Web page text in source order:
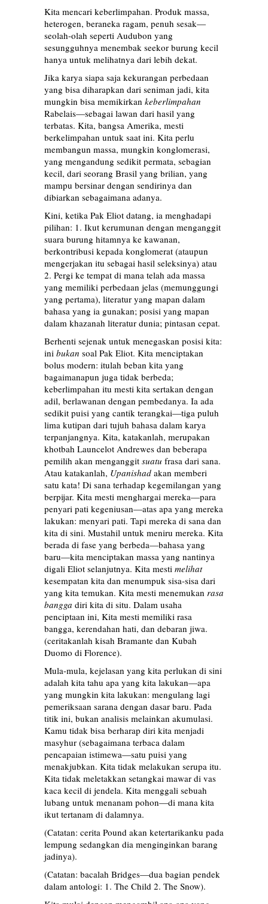
Kita mencari keberlimpahan. Produk massa,
heterogen, beraneka ragam, penuh sesak—
seolah-olah seperti Audubon yang
sesungguhnya menembak seekor burung kecil
hanya untuk melihatnya dari lebih dekat.
Jika karya siapa saja kekurangan perbedaan
yang bisa diharapkan dari seniman jadi, kita
mungkin bisa memikirkan keberlimpahan
Rabelais—sebagai lawan dari hasil yang
terbatas. Kita, bangsa Amerika, mesti
berkelimpahan untuk saat ini. Kita perlu
membangun massa, mungkin konglomerasi,
yang mengandung sedikit permata, sebagian
kecil, dari seorang Brasil yang brilian, yang
mampu bersinar dengan sendirinya dan
dibiarkan sebagaimana adanya.
Kini, ketika Pak Eliot datang, ia menghadapi
pilihan: 1. Ikut kerumunan dengan menganggit
suara burung hitamnya ke kawanan,
berkontribusi kepada konglomerat (ataupun
mengerjakan itu sebagai hasil seleksinya) atau
2. Pergi ke tempat di mana telah ada massa
yang memiliki perbedaan jelas (memunggungi
yang pertama), literatur yang mapan dalam
bahasa yang ia gunakan; posisi yang mapan
dalam khazanah literatur dunia; pintasan cepat.
Berhenti sejenak untuk menegaskan posisi kita:
ini bukan soal Pak Eliot. Kita menciptakan
bolus modern: itulah beban kita yang
bagaimanapun juga tidak berbeda;
keberlimpahan itu mesti kita sertakan dengan
adil, berlawanan dengan pembedanya. Ia ada
sedikit puisi yang cantik terangkai—tiga puluh
lima kutipan dari tujuh bahasa dalam karya
terpanjangnya. Kita, katakanlah, merupakan
khotbah Launcelot Andrewes dan beberapa
pemilih akan menganggit suatu frasa dari sana.
Atau katakanlah, Upanishad akan memberi
satu kata! Di sana terhadap kegemilangan yang
berpijar. Kita mesti menghargai mereka—para
penyari pati kegeniusan—atas apa yang mereka
lakukan: menyari pati. Tapi mereka di sana dan
kita di sini. Mustahil untuk meniru mereka. Kita
berada di fase yang berbeda—bahasa yang
baru—kita menciptakan massa yang nantinya
digali Eliot selanjutnya. Kita mesti melihat
kesempatan kita dan menumpuk sisa-sisa dari
yang kita temukan. Kita mesti menemukan rasa
bangga diri kita di situ. Dalam usaha
penciptaan ini, Kita mesti memiliki rasa
bangga, kerendahan hati, dan debaran jiwa.
(ceritakanlah kisah Bramante dan Kubah
Duomo di Florence).
Mula-mula, kejelasan yang kita perlukan di sini
adalah kita tahu apa yang kita lakukan—apa
yang mungkin kita lakukan: mengulang lagi
pemeriksaan sarana dengan dasar baru. Pada
titik ini, bukan analisis melainkan akumulasi.
Kamu tidak bisa berharap diri kita menjadi
masyhur (sebagaimana terbaca dalam
pencapaian istimewa—satu puisi yang
menakjubkan. Kita tidak melakukan serupa itu.
Kita tidak meletakkan setangkai mawar di vas
kaca kecil di jendela. Kita menggali sebuah
lubang untuk menanam pohon—di mana kita
ikut tertanam di dalamnya.
(Catatan: cerita Pound akan ketertarikanku pada
lempung sedangkan dia menginginkan barang
jadinya).
(Catatan: bacalah Bridges—dua bagian pendek
dalam antologi: 1. The Child 2. The Snow).